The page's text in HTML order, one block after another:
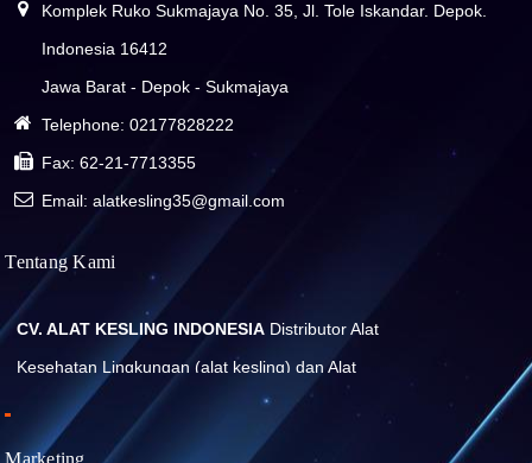
Komplek Ruko Sukmajaya No. 35, Jl. Tole Iskandar. Depok.
Indonesia 16412
Jawa Barat - Depok - Sukmajaya
Telephone:02177828222
Fax:62-21-7713355
Email: alatkesling35@gmail.com
Tentang Kami
CV. ALAT KESLING INDONESIA Distributor Alat
Kesehatan Lingkungan (alat kesling) dan Alat
Laboratorium
Marketing